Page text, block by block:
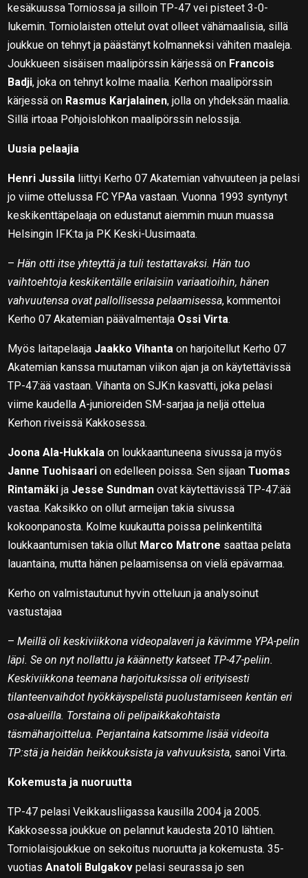
kesäkuussa Torniossa ja silloin TP-47 vei pisteet 3-0-
lukemin. Torniolaisten ottelut ovat olleet vähämaalisia, sillä
joukkue on tehnyt ja päästänyt kolmanneksi vähiten maaleja.
Joukkueen sisäisen maalipörssin kärjessä on Francois
Badji, joka on tehnyt kolme maalia. Kerhon maalipörssin
kärjessä on Rasmus Karjalainen, jolla on yhdeksän maalia.
Sillä irtoaa Pohjoislohkon maalipörssin nelossija.
Uusia pelaajia
Henri Jussila liittyi Kerho 07 Akatemian vahvuuteen ja pelasi
jo viime ottelussa FC YPAa vastaan. Vuonna 1993 syntynyt
keskikenttäpelaaja on edustanut aiemmin muun muassa
Helsingin IFK:ta ja PK Keski-Uusimaata.
–Hän otti itse yhteyttä ja tuli testattavaksi. Hän tuo
vaihtoehtoja keskikentälle erilaisiin variaatioihin, hänen
vahvuutensa ovat pallollisessa pelaamisessa, kommentoi
Kerho 07 Akatemian päävalmentaja Ossi Virta.
Myös laitapelaaja Jaakko Vihanta on harjoitellut Kerho 07
Akatemian kanssa muutaman viikon ajan ja on käytettävissä
TP-47:ää vastaan. Vihanta on SJK:n kasvatti, joka pelasi
viime kaudella A-junioreiden SM-sarjaa ja neljä ottelua
Kerhon riveissä Kakkosessa.
Joona Ala-Hukkala on loukkaantuneena sivussa ja myös
Janne Tuohisaari on edelleen poissa. Sen sijaanTuomas
Rintamäki ja Jesse Sundman ovat käytettävissä TP-47:ää
vastaa. Kaksikko on ollut armeijan takia sivussa
kokoonpanosta. Kolme kuukautta poissa pelinkentiltä
loukkaantumisen takia ollut Marco Matrone saattaa pelata
lauantaina, mutta hänen pelaamisensa on vielä epävarmaa.
Kerho on valmistautunut hyvin otteluun ja analysoinut
vastustajaa
–Meillä oli keskiviikkona videopalaveri ja kävimme YPA-pelin
läpi. Se on nyt nollattu ja käännetty katseet TP-47-peliin.
Keskiviikkona teemana harjoituksissa oli erityisesti
tilanteenvaihdot hyökkäyspelistä puolustamiseen kentän eri
osa-alueilla. Torstaina oli pelipaikkakohtaista
täsmäharjoittelua. Perjantaina katsomme lisää videoita
TP:stä ja heidän heikkouksista ja vahvuuksista, sanoi Virta.
Kokemusta ja nuoruutta
TP-47 pelasi Veikkausliigassa kausilla 2004 ja 2005.
Kakkosessa joukkue on pelannut kaudesta 2010 lähtien.
Torniolaisjoukkue on sekoitus nuoruutta ja kokemusta. 35-
vuotiasAnatoli Bulgakov pelasi seurassa jo sen